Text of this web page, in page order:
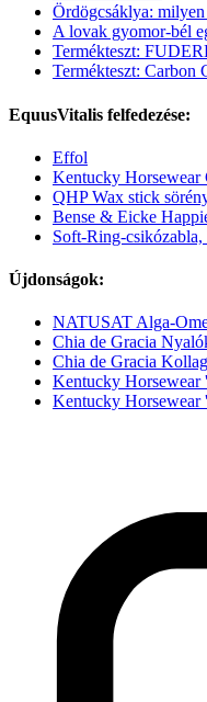
Ördögcsáklya:
A lovak gyomor-bél
Termékteszt:
Termékteszt: Carbon
EquusVitalis felfedezése:
Effol
Kentucky Horsewear
QHP Wax stick
Bense & Eicke
Soft-Ring-
Újdonságok:
NATUSAT Alga-
Chia de Gracia
Chia de Gracia
Kentucky Horsewear
Kentucky Horsewear